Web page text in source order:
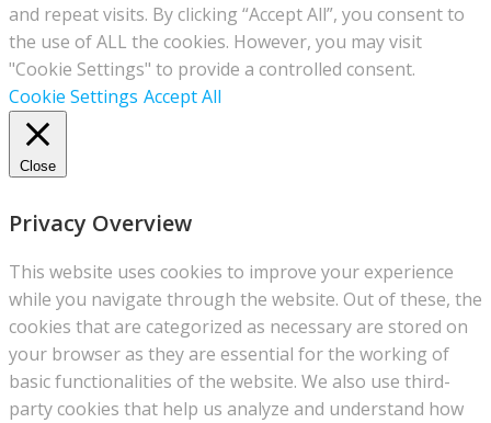
and repeat visits. By clicking “Accept All”, you consent to
the use of ALL the cookies. However, you may visit
"Cookie Settings" to provide a controlled consent.
Cookie Settings Accept All
Close
Privacy Overview
This website uses cookies to improve your experience
while you navigate through the website. Out of these, the
cookies that are categorized as necessary are stored on
your browser as they are essential for the working of
basic functionalities of the website. We also use third-
party cookies that help us analyze and understand how